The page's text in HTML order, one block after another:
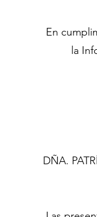
En
la
DÑA.